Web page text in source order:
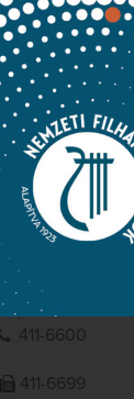
Adatvédelem
Impresszum
Komor Marcell
411-6600
411-6699